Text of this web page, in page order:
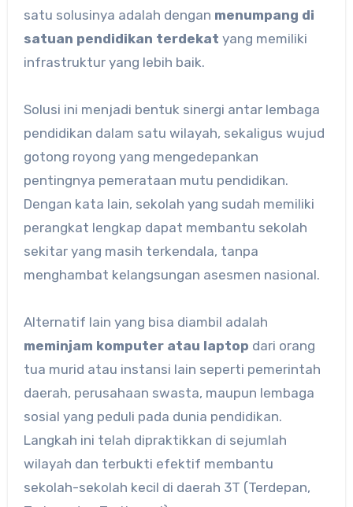
satu solusinya adalah dengan menumpang di
satuan pendidikan terdekat yang memiliki
infrastruktur yang lebih baik.
Solusi ini menjadi bentuk sinergi antar lembaga
pendidikan dalam satu wilayah, sekaligus wujud
gotong royong yang mengedepankan
pentingnya pemerataan mutu pendidikan.
Dengan kata lain, sekolah yang sudah memiliki
perangkat lengkap dapat membantu sekolah
sekitar yang masih terkendala, tanpa
menghambat kelangsungan asesmen nasional.
Alternatif lain yang bisa diambil adalah
meminjam komputer atau laptop dari orang
tua murid atau instansi lain seperti pemerintah
daerah, perusahaan swasta, maupun lembaga
sosial yang peduli pada dunia pendidikan.
Langkah ini telah dipraktikkan di sejumlah
wilayah dan terbukti efektif membantu
sekolah-sekolah kecil di daerah 3T (Terdepan,